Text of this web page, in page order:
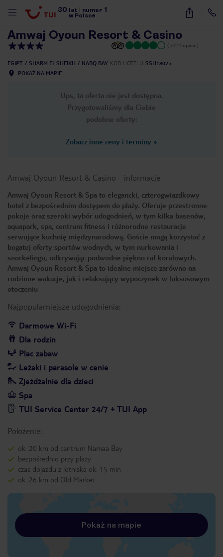
30 lat numer 1
w Polsce
39
Amwaj Oyoun Resort & Casino
(5324 opinie)
EGIPT SHARM EL SHEIKH NABQ BAY KOD HOTELU SSH18025
POKAŻ NA MAPIE
Ups, ta oferta nie jest dostępna.
Przygotowaliśmy dla Ciebie
podobne oferty:
Zobacz inne ceny i terminy »
Amwaj Oyoun Resort & Casino - informacje
Amwaj Oyoun Resort & Spa to elegancki, czterogwiazdkowy
hotel z bezpośrednim dostępem do plaży. Oferuje przestronne
pokoje oraz szeroki wybór udogodnień, w tym kilka basenów,
aquapark, spa, centrum fitness i różnorodne restauracje
serwujące kuchnię międzynarodową. Goście mogą korzystać z
bogatej oferty sportów wodnych, w tym nurkowania i
snorkelingu, odkrywając podwodne piękno raf koralowych.
Amwaj Oyoun Resort & Spa to idealne miejsce zarówno na
rodzinne wakacje, jak i relaksujący wypoczynek w luksusowym
otoczeniu
Najpopularniejsze udogodnienia:
Darmowe Wi-Fi
Dla rodzin
Plac zabaw
Leżaki i parasole w cenie
Zjeżdżalnie dla dzieci
Spa
TUI Service Center 24/7 + TUI App
Położenie:
ok. 20 km od centrum Namaa Bay
bezpośrednio przy plaży
czas dojazdu z lotniska ok. 15 min
ok. 26 km od Old Market
Pokaż na mapie